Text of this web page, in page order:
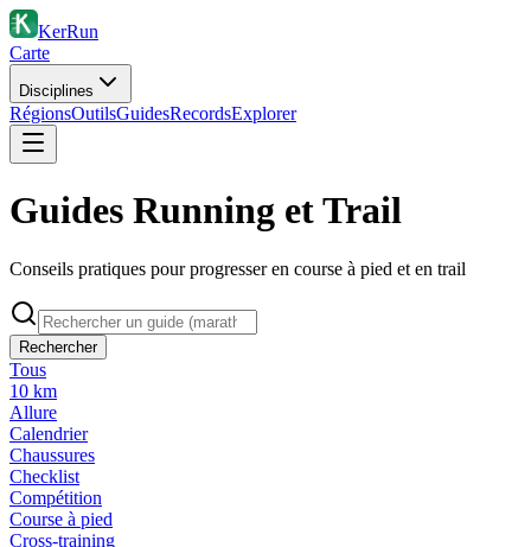
KerRun
Carte
Disciplines
RégionsOutilsGuidesRecordsExplorer
Guides Running et Trail
Conseils pratiques pour progresser en course à pied et en trail
Rechercher
Tous
10 km
Allure
Calendrier
Chaussures
Checklist
Compétition
Course à pied
Cross-training